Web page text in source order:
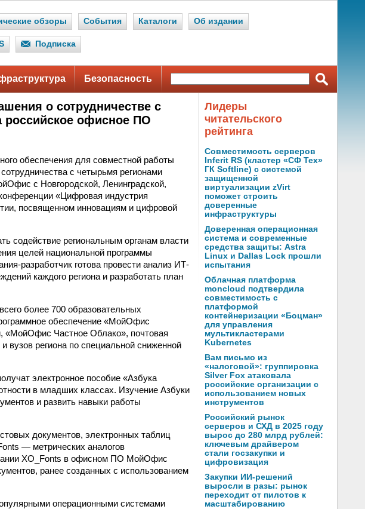
обзоры События Каталоги Об издании
Подписка
Безопасность
о сотрудничестве с
офисное ПО
обеспечения для совместной работы
с четырьмя регионами
с Новгородской, Ленинградской,
«Цифровая индустрия
посвященном инновациям и цифровой
содействие региональным органам власти
целей национальной программы
разработчик готова провести анализ ИТ-
каждого региона и разработать план
более 700 образовательных
обеспечение «МойОфис
«МойОфис Частное Облако», почтовая
региона по специальной сниженной
электронное пособие «Азбука
в младших классах. Изучение Азбуки
и развить навыки работы
документов, электронных таблиц
— метрических аналогов
XO_Fonts в офисном ПО МойОфис
ранее созданных с использованием
операционными системами
Лидеры
читательского
рейтинга
Совместимость серверов
Inferit RS (кластер «СФ Тех»
ГК Softline) с системой
защищенной
виртуализации zVirt
поможет строить
доверенные
инфраструктуры
Доверенная операционная
система и современные
средства защиты: Astra
Linux и Dallas Lock прошли
испытания
Облачная платформа
moncloud подтвердила
совместимость с
платформой
контейнеризации «Боцман»
для управления
мультикластерами
Kubernetes
Вам письмо из
«налоговой»: группировка
Silver Fox атаковала
российские организации с
использованием новых
инструментов
Российский рынок
серверов и СХД в 2025 году
вырос до 280 млрд рублей:
ключевым драйвером
стали госзакупки и
цифровизация
Закупки ИИ-решений
выросли в разы: рынок
переходит от пилотов к
масштабированию